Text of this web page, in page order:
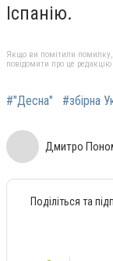
Іспанію.
Якщо ви помітили помилку,
повідомити про це редакцію
#"Десна" #збірна
Дмитро
Поділіться та